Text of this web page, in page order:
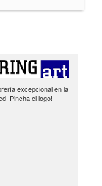
excepcional en la
¡Pincha el logo!